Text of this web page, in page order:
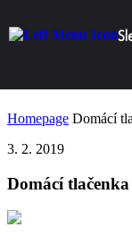
Homepage Domácí
3. 2. 2019
Domácí tlačenka